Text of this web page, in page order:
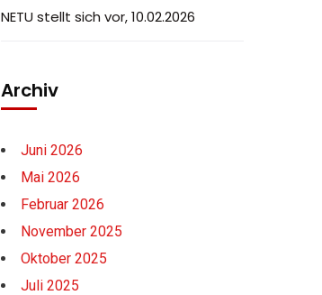
NETU stellt sich vor, 10.02.2026
Archiv
Juni 2026
Mai 2026
Februar 2026
November 2025
Oktober 2025
Juli 2025